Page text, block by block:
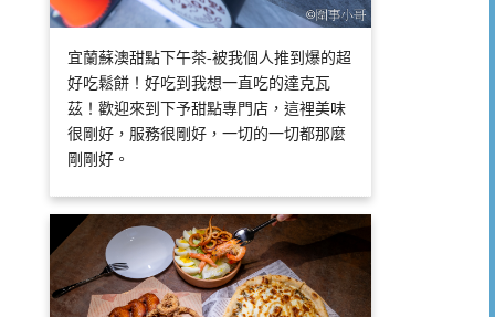
宜蘭蘇澳甜點下午茶-被我個人推到爆的超
好吃鬆餅！好吃到我想一直吃的達克瓦
茲！歡迎來到下予甜點專門店，這裡美味
很剛好，服務很剛好，一切的一切都那麼
剛剛好。